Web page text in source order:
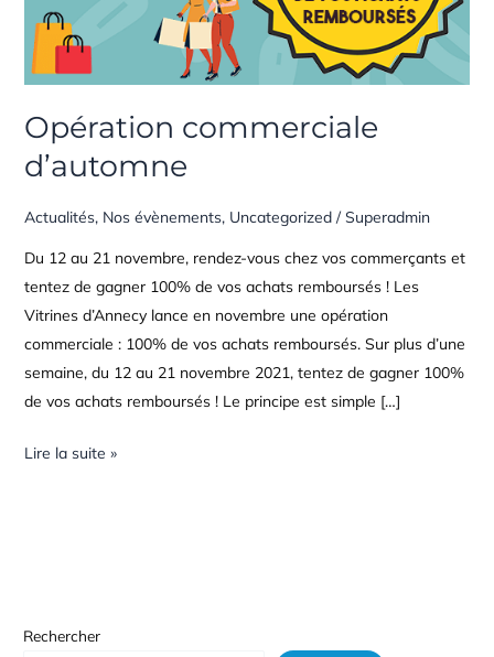
Opération commerciale
d’automne
Actualités, Nos évènements, Uncategorized/Superadmin
Du 12 au 21 novembre, rendez-vous chez vos commerçants et
tentez de gagner 100% de vos achats remboursés ! Les
Vitrines d’Annecy lance en novembre une opération
commerciale : 100% de vos achats remboursés. Sur plus d’une
semaine, du 12 au 21 novembre 2021, tentez de gagner 100%
de vos achats remboursés ! Le principe est simple […]
Lire la suite »
Rechercher